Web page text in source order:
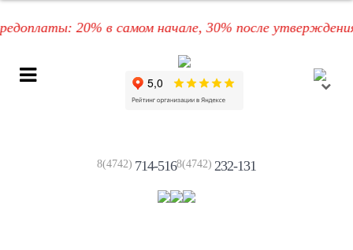
20% в самом начале, 30% после утверждения
8(4742) 714-5168(4742) 232-131